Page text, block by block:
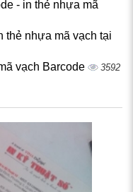
- in thẻ nhựa mã
thẻ nhựa mã vạch tại
vạch Barcode 3592